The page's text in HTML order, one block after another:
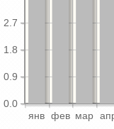
янв фев мар
0.0
0.9
1.8
2.7